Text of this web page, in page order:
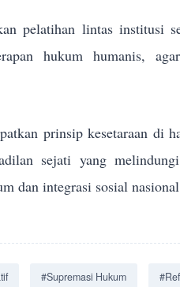
pelatihan lintas institusi
hukum humanis,
prinsip kesetaraan di
sejati yang
dan integrasi sosial
#Supremasi Hukum